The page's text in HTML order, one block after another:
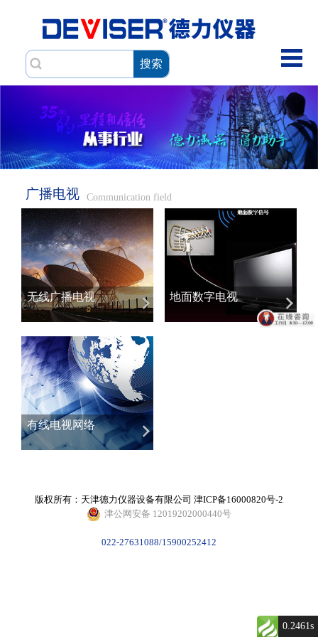
搜索
广播电视 Communication field
无线广播电视 地面数字电视
有线电视网络
版权所有：天津德力仪器设备有限公司 津ICP备16000820号-2
津公网安备 12019202000440号
022-27631088/15900252412
0.2461s